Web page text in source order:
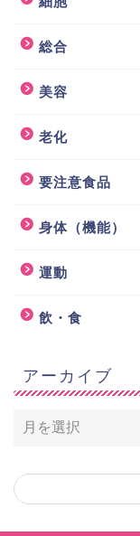
総合
美容
老化
要注意食品
身体（機能）
運動
飲・食
アーカイブ